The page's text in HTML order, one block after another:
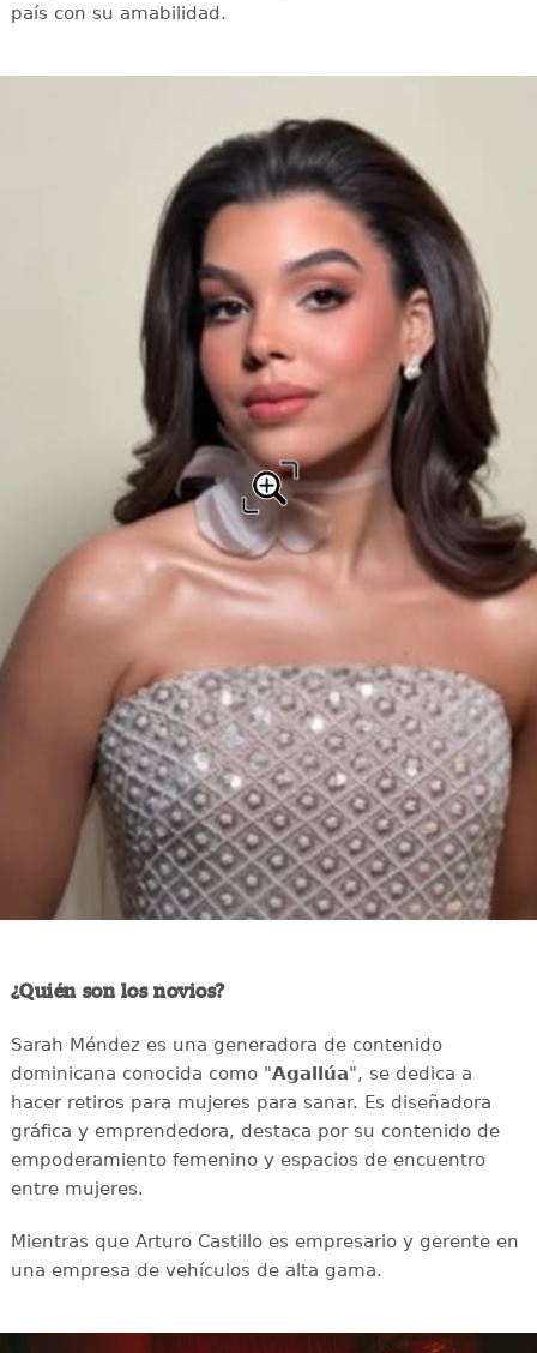
país con su amabilidad.
¿Quién son los novios?
Sarah Méndez es una generadora de contenido
dominicana conocida como "Agallúa", se dedica a
hacer retiros para mujeres para sanar. Es diseñadora
gráfica y emprendedora, destaca por su contenido de
empoderamiento femenino y espacios de encuentro
entre mujeres.
Mientras que Arturo Castillo es empresario y gerente en
una empresa de vehículos de alta gama.